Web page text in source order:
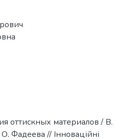
оттискных материалов / В.
Фадеева // Інноваційні